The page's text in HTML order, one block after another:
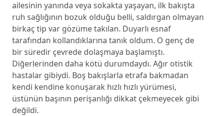
ailesinin yanında veya sokakta yaşayan, ilk bakışta
ruh sağlığının bozuk olduğu belli, saldırgan olmayan
birkaç tip var gözüme takılan. Duyarlı esnaf
tarafından kollandıklarına tanık oldum. O genç de
bir süredir çevrede dolaşmaya başlamıştı.
Diğerlerinden daha kötü durumdaydı. Ağır otistik
hastalar gibiydi. Boş bakışlarla etrafa bakmadan
kendi kendine konuşarak hızlı hızlı yürümesi,
üstünün başının perişanlığı dikkat çekmeyecek gibi
değildi.